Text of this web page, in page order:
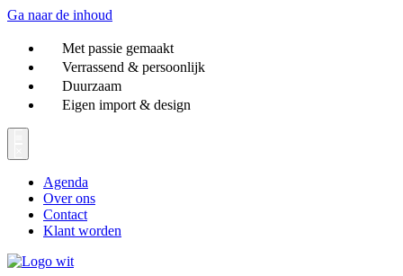
Ga naar de inhoud
Met passie gemaakt
Verrassend & persoonlijk
Duurzaam
Eigen import & design
Agenda
Over ons
Contact
Klant worden